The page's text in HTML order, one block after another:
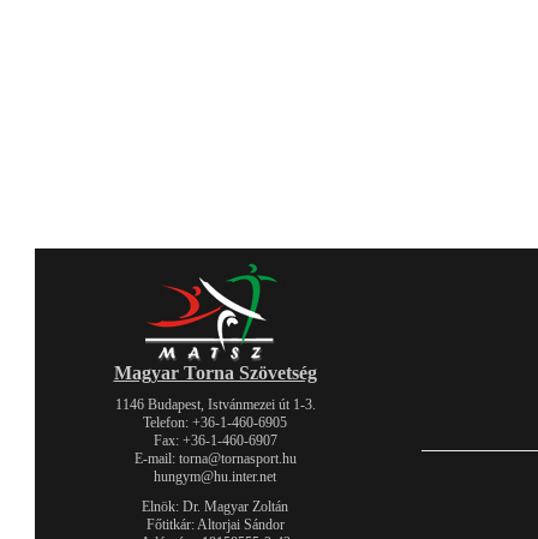
Magyar Torna Szövetség
1146 Budapest, Istvánmezei út 1-3.
Telefon: +36-1-460-6905
Fax: +36-1-460-6907
E-mail: torna@tornasport.hu
hungym@hu.inter.net
Elnök: Dr. Magyar Zoltán
Főtitkár: Altorjai Sándor